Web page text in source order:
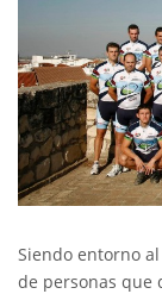
Siendo entorno al
de personas que